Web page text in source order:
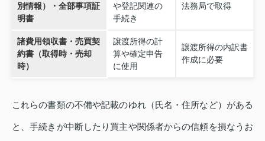
別情報）・全部事項証
明書
や登記関連の
手続き
法務局で取得
諸費用領収書・売買契
約書（取得時・売却
時）
譲渡所得の計
算や確定申告
に使用
譲渡所得の内訳書
作成に必要
これらの書類の不備や記載のゆれ（氏名・住所など）がある
と、手続きが中断したり買主や関係者からの信頼を損なうお